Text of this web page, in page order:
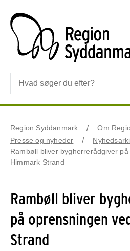
Region Syddanmark
Om
Presse og nyheder
Rambøll bliver bygherrerådgiver
Himmark Strand
Rambøll bliver
på oprensningen
Strand